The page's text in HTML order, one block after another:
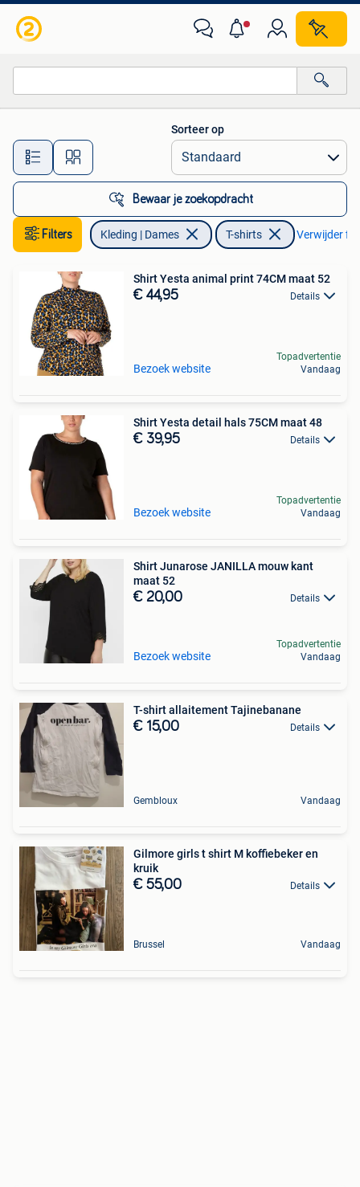
Alle afstanden…
Sorteer op
Bewaar je zoekopdracht
Filters Kleding | Dames T-shirts Verwijder
Shirt Yesta animal print 74CM maat 52
€ 44,95 Details
Bezoek website
Topadvertentie
Vandaag
Shirt Yesta detail hals 75CM maat 48
€ 39,95 Details
Bezoek website
Topadvertentie
Vandaag
Shirt Junarose JANILLA mouw kant
maat 52
€ 20,00 Details
Bezoek website
Topadvertentie
Vandaag
T-shirt allaitement Tajinebanane
€ 15,00 Details
Gembloux Vandaag
Gilmore girls t shirt M koffiebeker en
kruik
€ 55,00 Details
Brussel Vandaag